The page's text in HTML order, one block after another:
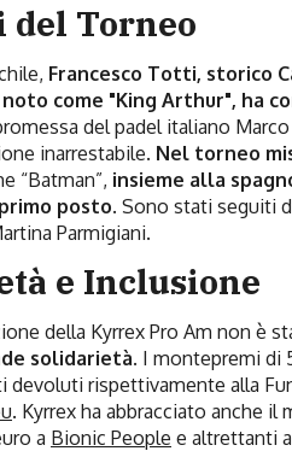
Torneo
Francesco Totti, storico
come "King Arthur", ha
del padel italiano
inarrestabile. Nel torneo
“Batman”, insieme alla
posto. Sono stati seguiti
Parmigiani.
e Inclusione
della Kyrrex Pro Am non è
solidarietà. I montepremi di
devoluti rispettivamente alla
. Kyrrex ha abbracciato anche
a Bionic People e altrettanti